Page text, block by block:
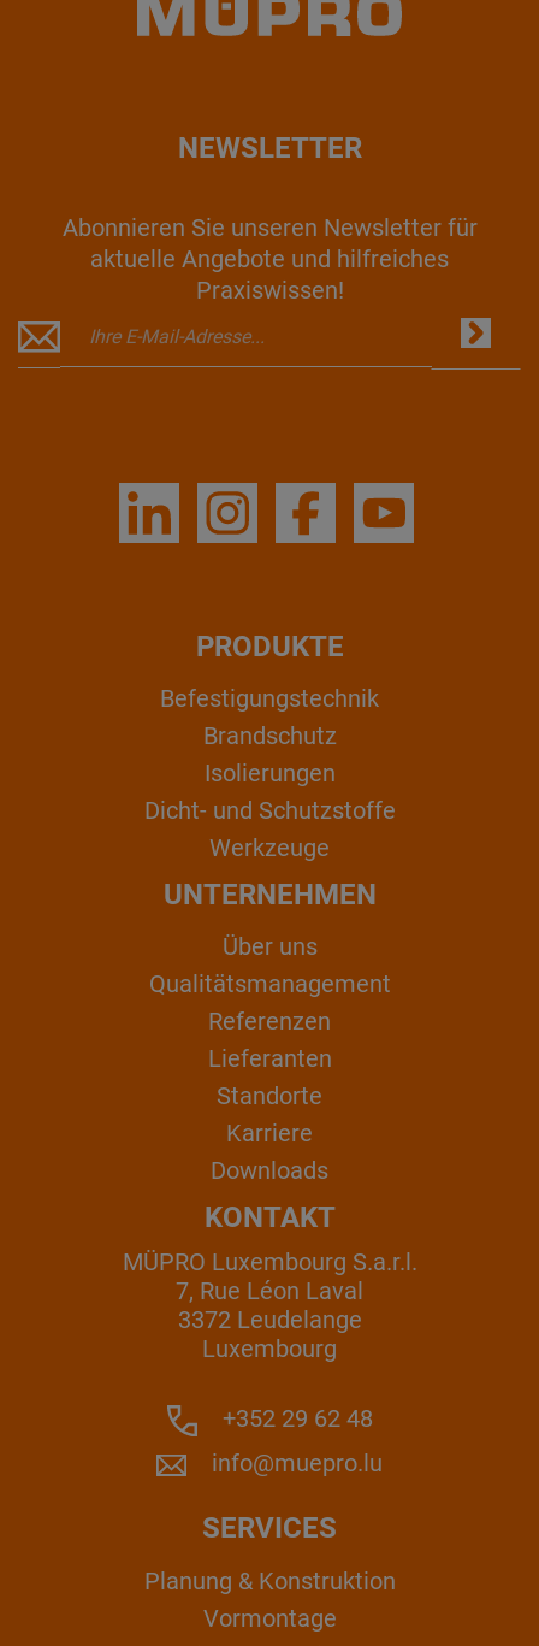
NEWSLETTER
Abonnieren Sie unseren Newsletter für
aktuelle Angebote und hilfreiches
Praxiswissen!
PRODUKTE
Befestigungstechnik
Brandschutz
Isolierungen
Dicht- und Schutzstoffe
Werkzeuge
UNTERNEHMEN
Über uns
Qualitätsmanagement
Referenzen
Lieferanten
Standorte
Karriere
Downloads
KONTAKT
MÜPRO Luxembourg S.a.r.l.
7, Rue Léon Laval
3372 Leudelange
Luxembourg
+352 29 62 48
info@muepro.lu
SERVICES
Planung & Konstruktion
Vormontage